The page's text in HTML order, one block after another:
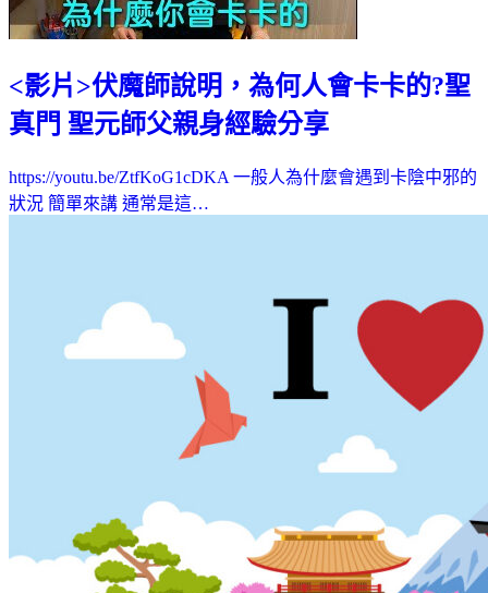
<影片>伏魔師說明，為何人會卡卡的?聖
真門 聖元師父親身經驗分享
https://youtu.be/ZtfKoG1cDKA 一般人為什麼會遇到卡陰中邪的
狀況 簡單來講 通常是這…